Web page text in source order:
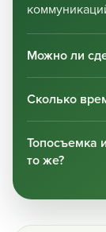
Можно ли
Сколько
Топосъемка
то же?